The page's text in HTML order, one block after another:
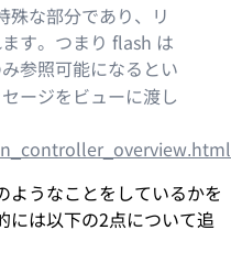
殊な部分であり、リ
す。つまり flash は
参照可能になるとい
ージをビューに渡し
ようなことをしているかを
には以下の2点について追